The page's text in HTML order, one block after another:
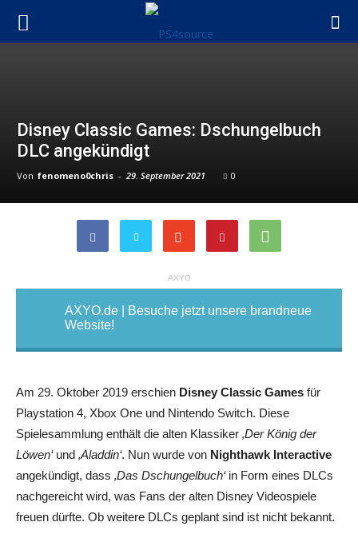
Disney Classic Games: Dschungelbuch
DLC angekündigt
Von fenomeno0chris - 29. September 2021 0
AXYO
AXYO.de | Besuche jetzt unsere brandneue
Website!
Am 29. Oktober 2019 erschien Disney Classic Games für
Playstation 4, Xbox One und Nintendo Switch. Diese
Spielesammlung enthält die alten Klassiker ‚Der König der
Löwen‘und ‚Aladdin‘. Nun wurde von Nighthawk Interactive
angekündigt, dass ‚Das Dschungelbuch‘in Form eines DLCs
nachgereicht wird, was Fans der alten Disney Videospiele
freuen dürfte. Ob weitere DLCs geplant sind ist nicht bekannt.